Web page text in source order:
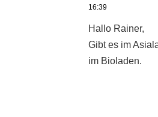
16:39
Hallo Rainer,
Gibt es im
im Bioladen.